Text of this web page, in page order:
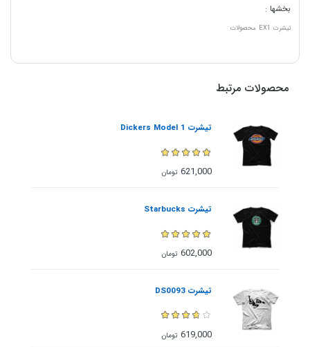
بخشها :
تیشرت EX1 محصولات
محصولات مرتبط
تیشرت Dickers Model 1
621,000 تومان
تیشرت Starbucks
602,000 تومان
تیشرت DS0093
619,000 تومان